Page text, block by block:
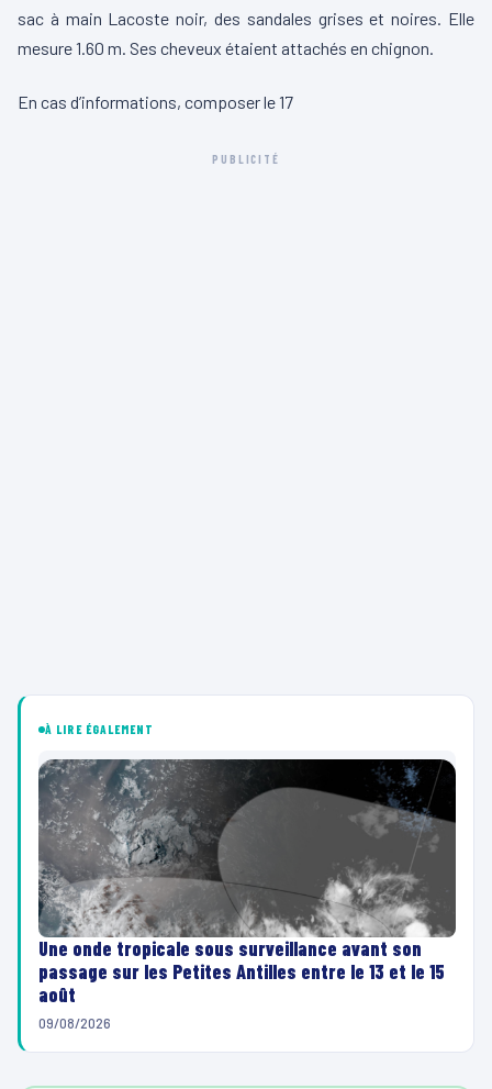
sac à main Lacoste noir, des sandales grises et noires. Elle
mesure 1.60 m. Ses cheveux étaient attachés en chignon.
En cas d’informations, composer le 17
PUBLICITÉ
À LIRE ÉGALEMENT
Une onde tropicale sous surveillance avant son
passage sur les Petites Antilles entre le 13 et le 15
août
09/08/2026